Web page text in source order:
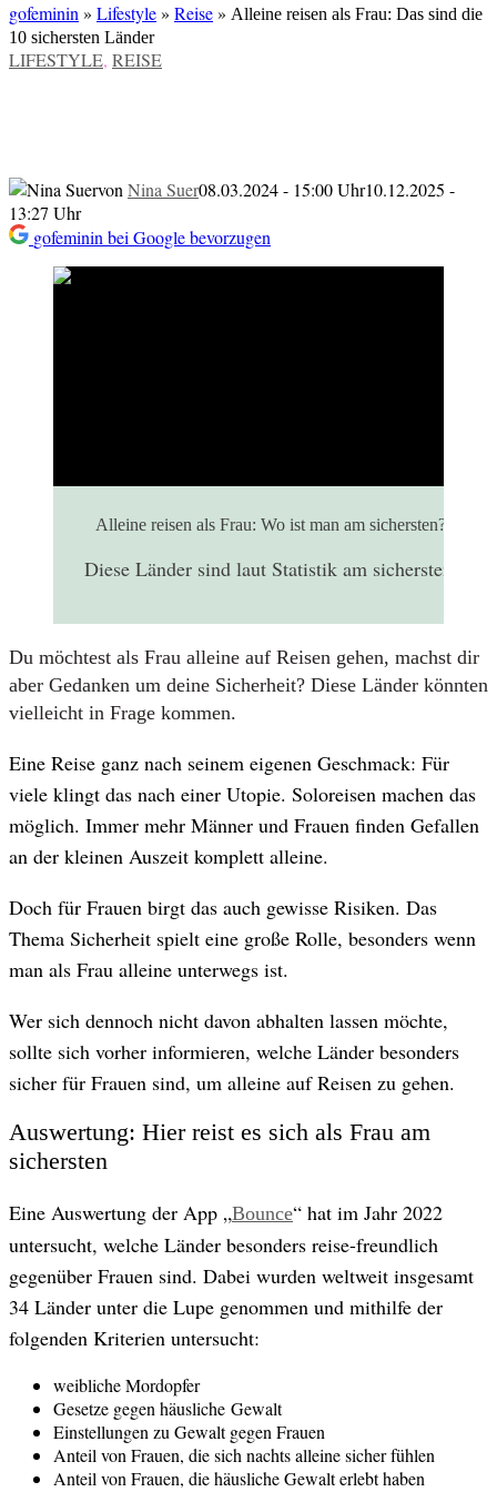
gofeminin » Lifestyle» Reise» Alleine reisen als Frau: Das sind die
10 sichersten Länder
VERÖFFENTLICHT
LIFESTYLE, REISE
von Nina Suer08.03.2024 - 15:00 Uhr10.12.2025 -
13:27 Uhr
gofeminin bei Google bevorzugen
© Adobe Stock
Alleine reisen als Frau: Wo ist man am sichersten?
Diese Länder sind laut Statistik am sichersten.
Du möchtest als Frau alleine auf Reisen gehen, machst dir
aber Gedanken um deine Sicherheit? Diese Länder könnten
vielleicht in Frage kommen.
Eine Reise ganz nach seinem eigenen Geschmack: Für
viele klingt das nach einer Utopie. Soloreisen machen das
möglich. Immer mehr Männer und Frauen finden Gefallen
an der kleinen Auszeit komplett alleine.
Doch für Frauen birgt das auch gewisse Risiken. Das
Thema Sicherheit spielt eine große Rolle, besonders wenn
man als Frau alleine unterwegs ist.
Wer sich dennoch nicht davon abhalten lassen möchte,
sollte sich vorher informieren, welche Länder besonders
sicher für Frauen sind, um alleine auf Reisen zu gehen.
Auswertung: Hier reist es sich als Frau am
sichersten
Eine Auswertung der App „Bounce“ hat im Jahr 2022
untersucht, welche Länder besonders reise-freundlich
gegenüber Frauen sind. Dabei wurden weltweit insgesamt
34 Länder unter die Lupe genommen und mithilfe der
folgenden Kriterien untersucht:
weibliche Mordopfer
Gesetze gegen häusliche Gewalt
Einstellungen zu Gewalt gegen Frauen
Anteil von Frauen, die sich nachts alleine sicher fühlen
Anteil von Frauen, die häusliche Gewalt erlebt haben